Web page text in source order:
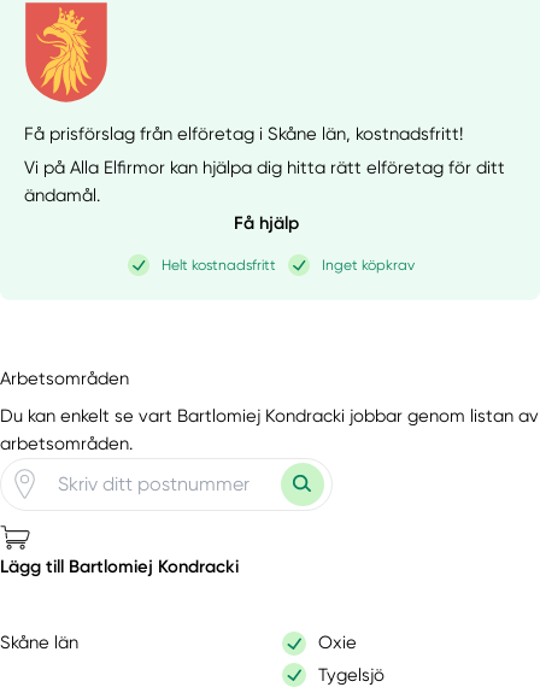
Få prisförslag från elföretag i Skåne län, kostnadsfritt!
Vi på Alla Elfirmor kan hjälpa dig hitta rätt elföretag för ditt
ändamål.
Få hjälp
Helt kostnadsfritt Inget köpkrav
Arbetsområden
Du kan enkelt se vart Bartlomiej Kondracki jobbar genom listan av
arbetsområden.
Lägg till Bartlomiej Kondracki
Skåne län
Oxie
Tygelsjö